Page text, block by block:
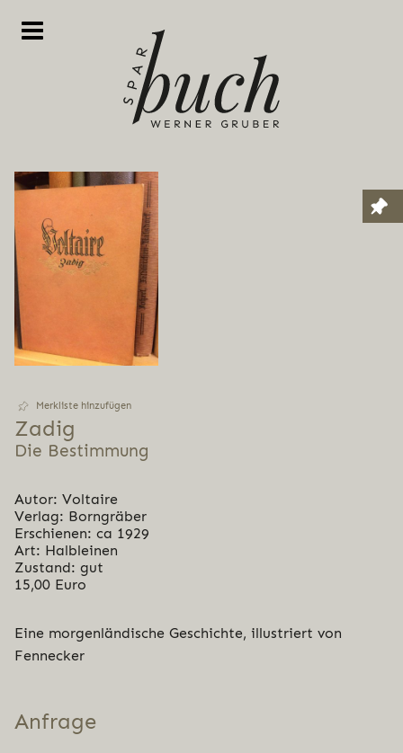
Merkliste hinzufügen
Zadig
Die Bestimmung
Autor: Voltaire
Verlag: Borngräber
Erschienen: ca 1929
Art: Halbleinen
Zustand: gut
15,00 Euro
Eine morgenländische Geschichte, illustriert von
Fennecker
Anfrage